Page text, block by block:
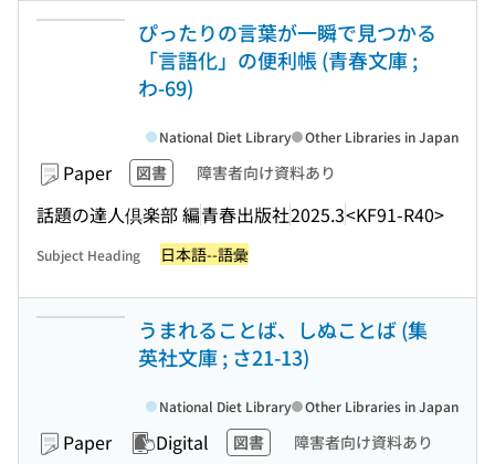
ぴったりの言葉が一瞬で見つかる
「言語化」の便利帳 (青春文庫 ;
わ-69)
Paper 図書 障害者向け資料あり
話題の達人倶楽部 編青春出版社2025.3<KF91-R40>
National Diet Library Other Libraries in Japan
Subject Heading 日本語--語彙
うまれることば、しぬことば (集
英社文庫 ; さ21-13)
Paper Digital 図書 障害者向け資料あり
National Diet Library Other Libraries in Japan